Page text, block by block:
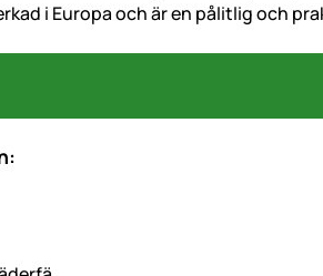
i Europa och är en pålitlig och